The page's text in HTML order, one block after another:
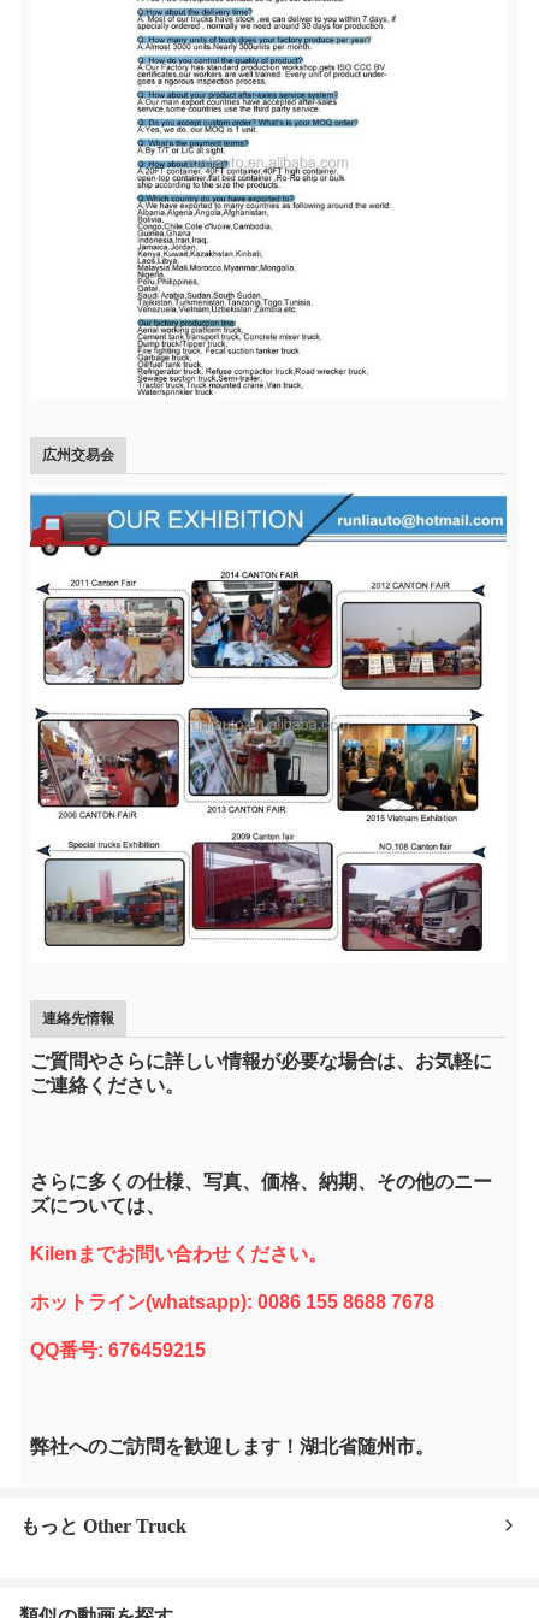
広州交易会
連絡先情報
ご質問やさらに詳しい情報が必要な場合は、お気軽に
ご連絡ください。
さらに多くの仕様、写真、価格、納期、その他のニー
ズについては、
Kilenまでお問い合わせください。
ホットライン(whatsapp): 0086 155 8688 7678
QQ番号: 676459215
弊社へのご訪問を歓迎します！湖北省随州市。
もっと Other Truck